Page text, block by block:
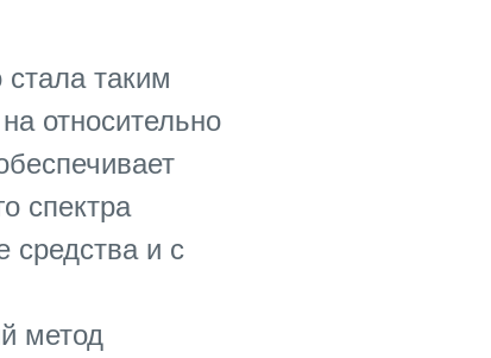
таким
относительно
спектра
средства и с
метод